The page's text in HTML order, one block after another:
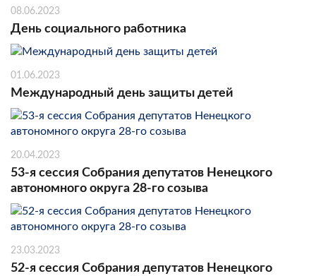
08.06.2023
День социального работника
01.06.2023
Международный день защиты детей
20.04.2023
53-я сессия Собрания депутатов Ненецкого
автономного округа 28-го созыва
23.03.2023
52-я сессия Собрания депутатов Ненецкого